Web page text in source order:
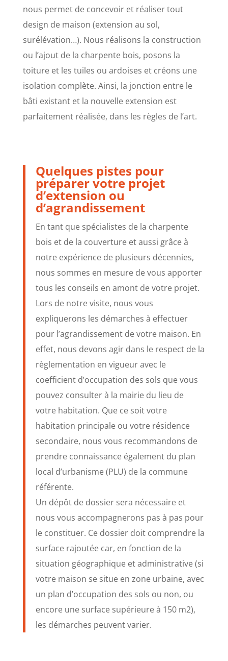
nous permet de concevoir et réaliser tout
design de maison (extension au sol,
surélévation…). Nous réalisons la construction
ou l’ajout de la charpente bois, posons la
toiture et les tuiles ou ardoises et créons une
isolation complète. Ainsi, la jonction entre le
bâti existant et la nouvelle extension est
parfaitement réalisée, dans les règles de l’art.
Quelques pistes pour
préparer votre projet
d’extension ou
d’agrandissement
En tant que spécialistes de la charpente
bois et de la couverture et aussi grâce à
notre expérience de plusieurs décennies,
nous sommes en mesure de vous apporter
tous les conseils en amont de votre projet.
Lors de notre visite, nous vous
expliquerons les démarches à effectuer
pour l’agrandissement de votre maison. En
effet, nous devons agir dans le respect de la
règlementation en vigueur avec le
coefficient d’occupation des sols que vous
pouvez consulter à la mairie du lieu de
votre habitation. Que ce soit votre
habitation principale ou votre résidence
secondaire, nous vous recommandons de
prendre connaissance également du plan
local d’urbanisme (PLU) de la commune
référente.
Un dépôt de dossier sera nécessaire et
nous vous accompagnerons pas à pas pour
le constituer. Ce dossier doit comprendre la
surface rajoutée car, en fonction de la
situation géographique et administrative (si
votre maison se situe en zone urbaine, avec
un plan d’occupation des sols ou non, ou
encore une surface supérieure à 150 m2),
les démarches peuvent varier.